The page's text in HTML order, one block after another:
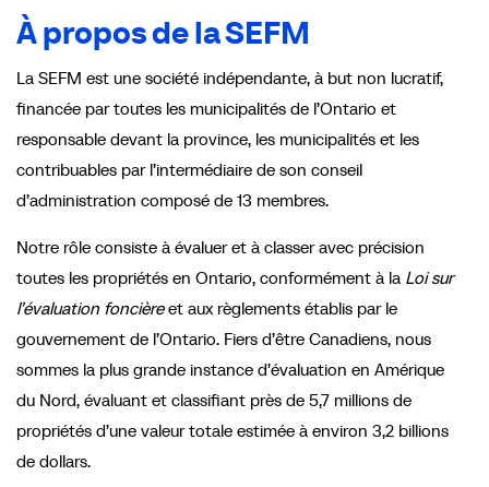
À propos de la SEFM
La SEFM est une société indépendante, à but non lucratif,
financée par toutes les municipalités de l’Ontario et
responsable devant la province, les municipalités et les
contribuables par l’intermédiaire de son conseil
d’administration composé de 13 membres.
Notre rôle consiste à évaluer et à classer avec précision
toutes les propriétés en Ontario, conformément à la Loi sur
l’évaluation foncièreet aux règlements établis par le
gouvernement de l’Ontario. Fiers d’être Canadiens, nous
sommes la plus grande instance d’évaluation en Amérique
du Nord, évaluant et classifiant près de 5,7 millions de
propriétés d’une valeur totale estimée à environ 3,2 billions
de dollars.